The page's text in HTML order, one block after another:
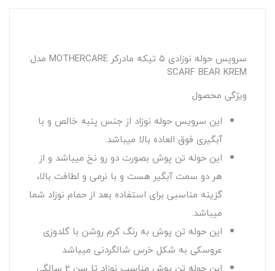
سرویس حوله نوزادی ۵ تیکه مادرکر MOTHERCARE مدل:
SCARF BEAR KREM
ویژگی محصول
این سرویس حوله نوزاد از جنس پنبه خالص و با
آبگیری فوق العاده بالا میباشد.
این حوله تن پوش بصورت دو رو نخ میباشد و از
هر دو سمت آبگیر هست و با نرمی و لطافت بالا،
گزینه مناسبی برای استفاده بعد از حمام نوزاد شما
میباشد.
این حوله تن پوش به رنگ کرم روشن با گلدوزی
عروسکی به شکل خرس شالگردنی میباشد